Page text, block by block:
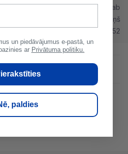
48 gab
Lietutiņš
4751006560352
un piedāvājumus e-pastā, un
ar Privātuma politiku.
paldies